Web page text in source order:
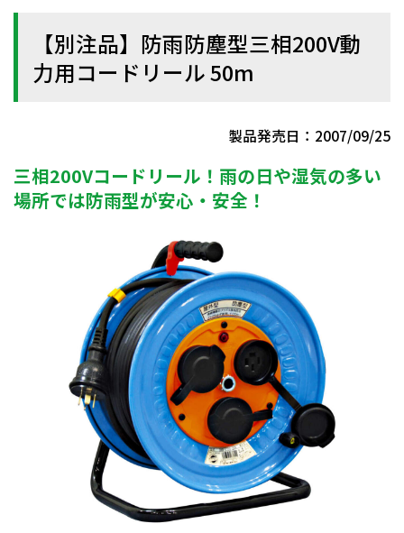
【別注品】防雨防塵型三相200V動
力用コードリール 50m
製品発売日：2007/09/25
三相200Vコードリール！雨の日や湿気の多い
場所では防雨型が安心・安全！